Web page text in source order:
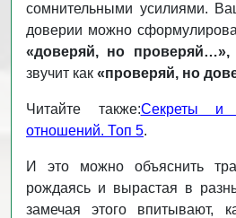
сомнительными усилиями.
доверии можно
«доверяй, но проверяй…»,
звучит как «проверяй, но
Читайте также:Секреты и
отношений. Топ 5.
И это можно объяснить
рождаясь и вырастая в
замечая этого впитывают,